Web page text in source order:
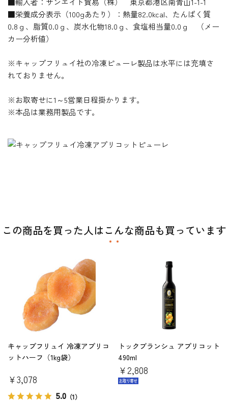
■栄養成分表示（100gあたり）：熱量82.0kcal、たんぱく質
0.8ｇ、脂質0.0ｇ、炭水化物18.0ｇ、食塩相当量0.0ｇ （メー
カー分析値）
※キャップフリュイ社の冷凍ピューレ製品は水平には充填さ
れておりません。
※お取寄せに1～5営業日程掛かります。
※本品は業務用製品です。
この商品を買った人はこんな商品も買っています
キャップフリュイ 冷凍アプリコ
ットハーフ（1kg袋）
￥3,078
5.0 （1）
トックブランシュ アプリコット
490ml
￥2,808